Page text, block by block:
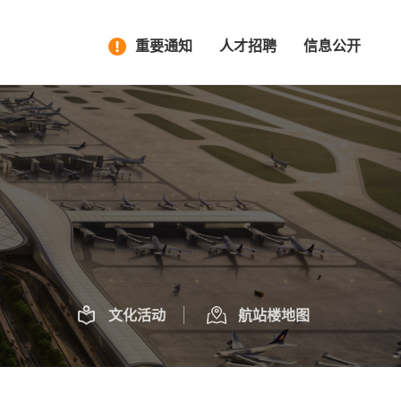
信息公开
人才招聘
重要通知
文化活动 航站楼地图